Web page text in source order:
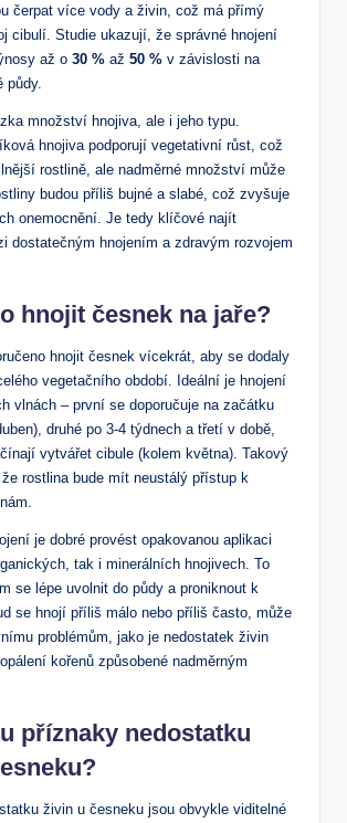
čerpat více vody a živin, což má přímý
cibulí. Studie ukazují, že správné hnojení
až o 30 % až 50 % v závislosti na
půdy.
množství hnojiva, ale i jeho typu.
hnojiva podporují vegetativní růst, což
rostlině, ale nadměrné množství může
budou příliš bujné a slabé, což zvyšuje
onemocnění. Je tedy klíčové najít
dostatečným hnojením a zdravým rozvojem
hnojit česnek na jaře?
hnojit česnek vícekrát, aby se dodaly
vegetačního období. Ideální je hnojení
vlnách – první se doporučuje na začátku
druhé po 3-4 týdnech a třetí v době,
vytvářet cibule (kolem května). Takový
rostlina bude mít neustálý přístup k
je dobré provést opakovanou aplikaci
tak i minerálních hnojivech. To
se lépe uvolnit do půdy a proniknout k
se hnojí příliš málo nebo příliš často, může
problémům, jako je nedostatek živin
kořenů způsobené nadměrným
příznaky nedostatku
živin u česneku jsou obvykle viditelné